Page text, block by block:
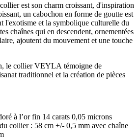
est son charm croissant, d'inspiration
un cabochon en forme de goutte est
l'exotisme et la symbolique culturelle du
chaînes qui en descendent, ornementées
ajoutent du mouvement et une touche
le collier VEYLA témoigne de
traditionnel et la création de pièces
à l’or fin 14 carats 0,05 microns
collier : 58 cm +/- 0,5 mm avec chaîne